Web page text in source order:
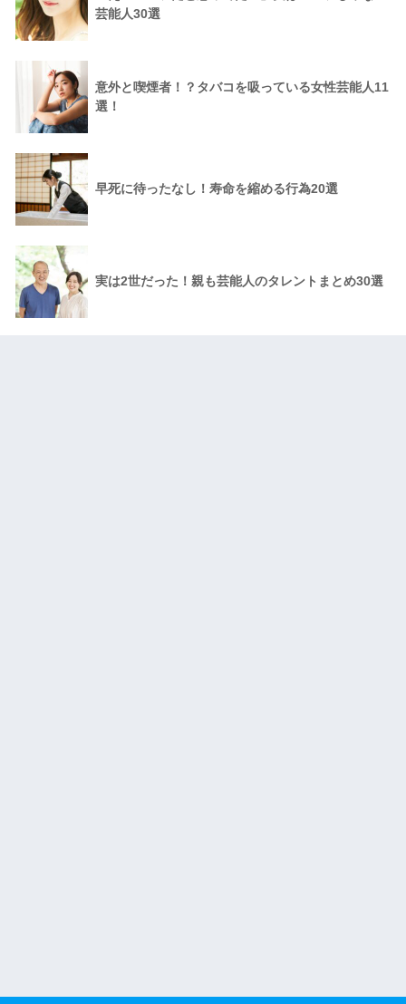
芸能人30選
意外と喫煙者！？タバコを吸っている女性芸能人11
選！
早死に待ったなし！寿命を縮める行為20選
実は2世だった！親も芸能人のタレントまとめ30選